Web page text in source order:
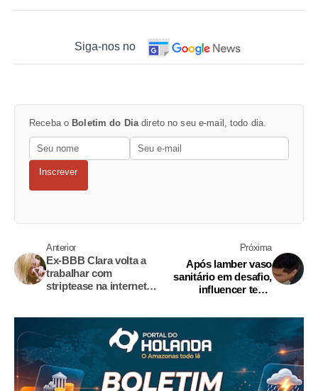
Siga-nos no
Receba o Boletim do Diadireto no seu e-mail, todo dia.
Inscrever
Anterior
Ex-BBB Clara volta a
trabalhar com
striptease na internet
Próxima
Após lamber vaso
sanitário em desafio,
influencer testa
coronavírus